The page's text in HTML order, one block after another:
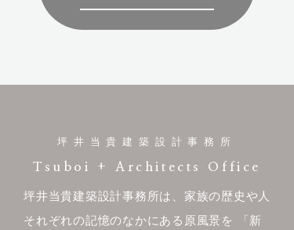
坪井当貴建築設計事務所
Tsuboi + Architects Office
坪井当貴建築設計事務所は、家族の歴史や人
それぞれの記憶のなかにある原風景を
「新